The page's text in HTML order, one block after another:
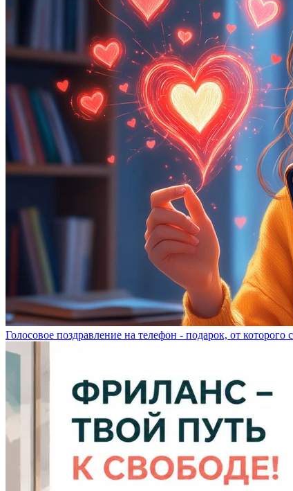
Голосовое поздравление на телефон - подарок, от которого